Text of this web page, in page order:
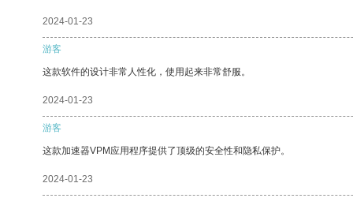
2024-01-23
游客
这款软件的设计非常人性化，使用起来非常舒服。
2024-01-23
游客
这款加速器VPM应用程序提供了顶级的安全性和隐私保护。
2024-01-23